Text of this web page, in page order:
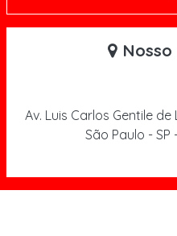
Av. Luis Carlos Gentile
São Paulo - SP